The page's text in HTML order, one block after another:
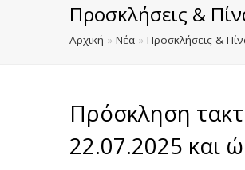
Προσκλήσεις &
Αρχική » Νέα » Προσκλήσεις &
Πρόσκληση
22.07.2025 και